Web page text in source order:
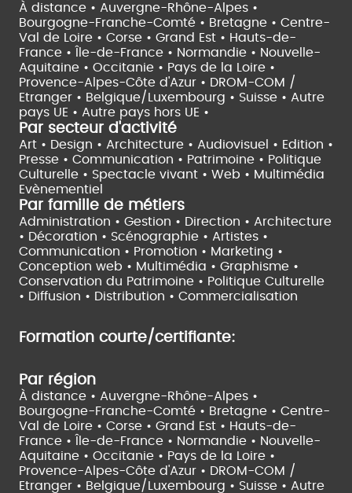
À distance • Auvergne-Rhône-Alpes •
Bourgogne-Franche-Comté • Bretagne • Centre-
Val de Loire • Corse • Grand Est • Hauts-de-
France •
Île-de-France • Normandie • Nouvelle-
Aquitaine • Occitanie • Pays de la Loire •
Provence-Alpes-Côte d'Azur • DROM-COM /
Etranger • Belgique/Luxembourg • Suisse • Autre
pays UE • Autre pays hors UE •
Par secteur d'activité
Art • Design • Architecture • Audiovisuel • Edition •
Presse • Communication • Patrimoine • Politique
Culturelle • Spectacle vivant • Web • Multimédia
Evènementiel
Par famille de métiers
Administration • Gestion • Direction • Architecture
• Décoration • Scénographie • Artistes •
Communication • Promotion • Marketing •
Conception web • Multimédia • Graphisme •
Conservation du Patrimoine • Politique Culturelle
• Diffusion • Distribution • Commercialisation
Formation courte/certifiante:
Par région
À distance • Auvergne-Rhône-Alpes •
Bourgogne-Franche-Comté • Bretagne • Centre-
Val de Loire • Corse • Grand Est • Hauts-de-
France •
Île-de-France • Normandie • Nouvelle-
Aquitaine • Occitanie • Pays de la Loire •
Provence-Alpes-Côte d'Azur • DROM-COM /
Etranger • Belgique/Luxembourg • Suisse • Autre